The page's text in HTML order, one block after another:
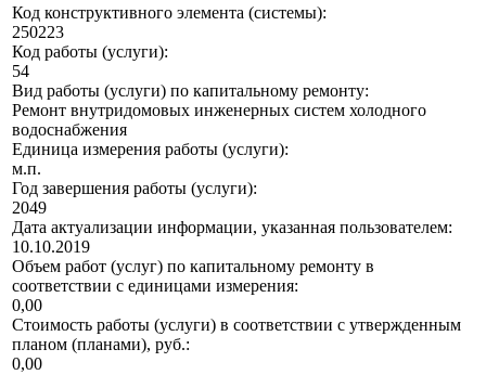
Код конструктивного элемента (системы):
250223
Код работы (услуги):
54
Вид работы (услуги) по капитальному ремонту:
Ремонт внутридомовых инженерных систем холодного
водоснабжения
Единица измерения работы (услуги):
м.п.
Год завершения работы (услуги):
2049
Дата актуализации информации, указанная пользователем:
10.10.2019
Объем работ (услуг) по капитальному ремонту в
соответствии с единицами измерения:
0,00
Стоимость работы (услуги) в соответствии с утвержденным
планом (планами), руб.:
0,00